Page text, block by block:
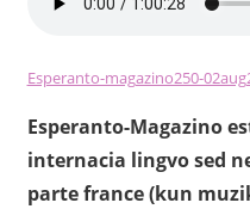
Esperanto-magazino250-
Esperanto-Magazino
internacia lingvo sed
parte france (kun